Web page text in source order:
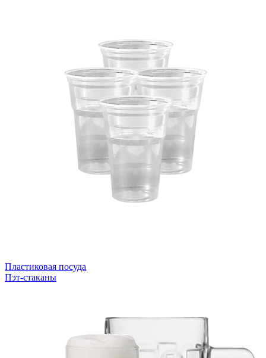
Пластиковая посуда
Пэт-стаканы